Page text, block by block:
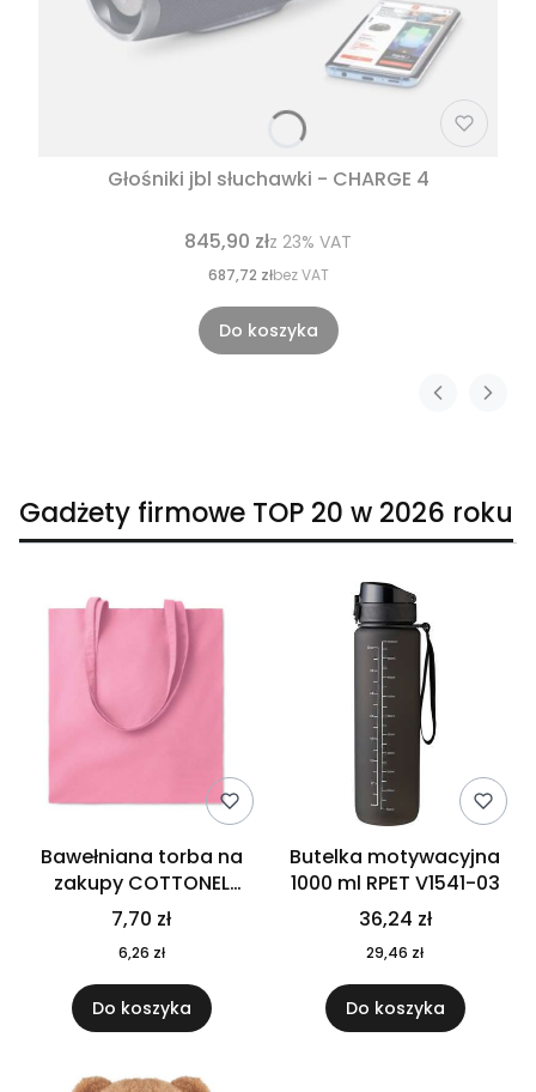
Głośniki jbl słuchawki - CHARGE 4
845,90 złz 23% VAT
687,72 złbez VAT
Do koszyka
Gadżety firmowe TOP 20 w 2026 roku
Bawełniana torba na
zakupy COTTONEL
COLOUR++ MO9846-11
7,70 zł
6,26 zł
Do koszyka
Butelka motywacyjna
1000 ml RPET V1541-03
36,24 zł
29,46 zł
Do koszyka